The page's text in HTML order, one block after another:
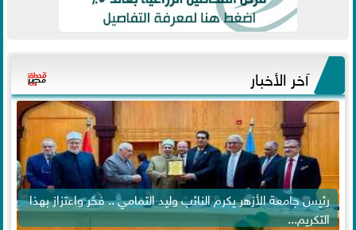
آخر الأخبار
رئيس جامعة الأزهر يكرم النائب وليد التمامي .. فخر واعتزاز بهذا
التكريم...